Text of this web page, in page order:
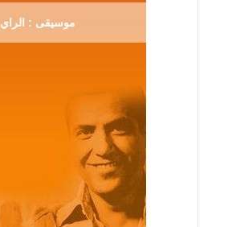
موسيقى : الراي